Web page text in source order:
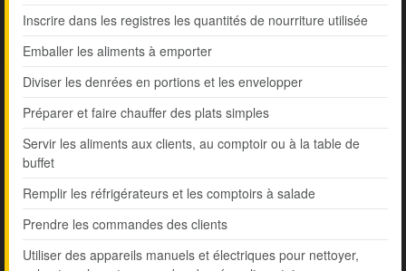
Inscrire dans les registres les quantités de nourriture utilisée
Emballer les aliments à emporter
Diviser les denrées en portions et les envelopper
Préparer et faire chauffer des plats simples
Servir les aliments aux clients, au comptoir ou à la table de
buffet
Remplir les réfrigérateurs et les comptoirs à salade
Prendre les commandes des clients
Utiliser des appareils manuels et électriques pour nettoyer,